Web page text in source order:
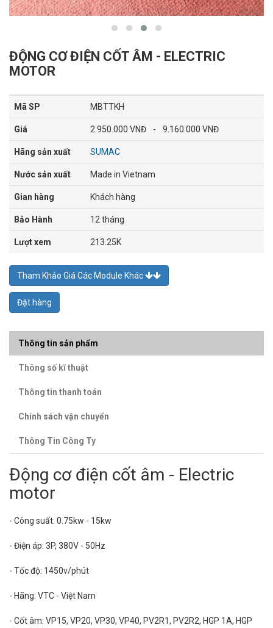
ĐỘNG CƠ ĐIỆN CỐT ÂM - ELECTRIC
MOTOR
Mã SP MBTTKH
Giá 2.950.000 VNĐ - 9.160.000 VNĐ
Hãng sản xuất SUMAC
Nước sản xuất Made in Vietnam
Gian hàng Khách hàng
Bảo Hành 12 tháng
Lượt xem 213.25K
Tham Khảo Giá Các Module Khác
Đặt hàng
Thông tin sản phẩm
Thông số kĩ thuật
Thông tin thanh toán
Chính sách vận chuyển
Thông Tin Công Ty
Động cơ điện cốt âm - Electric
motor
- Công suất: 0.75kw - 15kw
- Điện áp: 3P, 380V - 50Hz
- Tốc độ: 1450v/phút
- Hãng: VTC - Việt Nam
- Cốt âm: VP15, VP20, VP30, VP40, PV2R1, PV2R2, HGP 1A, HGP